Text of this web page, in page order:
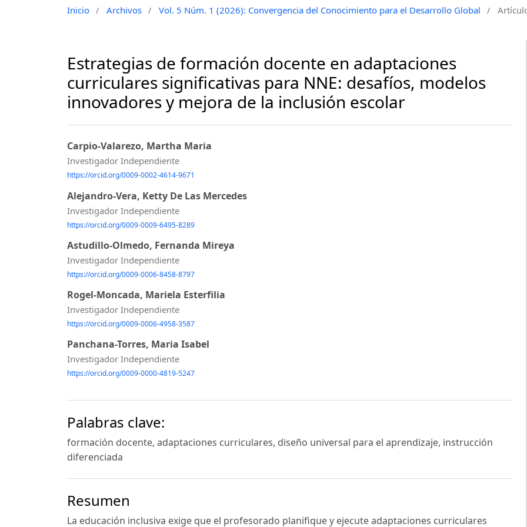
Inicio / Archivos / Vol. 5 Núm. 1 (2026): Convergencia del Conocimiento para el Desarrollo Global /
Estrategias de formación docente en adaptaciones
curriculares significativas para NNE: desafíos, modelos
innovadores y mejora de la inclusión escolar
Carpio-Valarezo, Martha Maria
Investigador Independiente
https://orcid.org/0009-0002-4614-9671
Alejandro-Vera, Ketty De Las Mercedes
Investigador Independiente
https://orcid.org/0009-0009-6495-8289
Astudillo-Olmedo, Fernanda Mireya
Investigador Independiente
https://orcid.org/0009-0006-8458-8797
Rogel-Moncada, Mariela Esterfilia
Investigador Independiente
https://orcid.org/0009-0006-4958-3587
Panchana-Torres, Maria Isabel
Investigador Independiente
https://orcid.org/0009-0000-4819-5247
Palabras clave:
formación docente, adaptaciones curriculares, diseño universal para el aprendizaje, instrucción
diferenciada
Resumen
La educación inclusiva exige que el profesorado planifique y ejecute adaptaciones curriculares